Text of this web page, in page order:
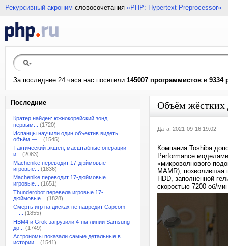
Рекурсивный акроним словосочетания «PHP: Hypertext Preprocessor»
За последние 24 часа нас посетили 145007 программистов и 9334
Последние
Кратер найден: южнокорейский зонд
первым...
(1720)
Испанцы научили один объектив видеть
объём —...
(1545)
Тактический экшен, масштабные операции
и...
(2083)
Machenike переводит 17-дюймовые
игровые...
(1836)
Machenike переводит 17-дюймовые
игровые...
(1651)
Thunderobot перевела игровые 17-
дюймовые...
(1828)
Смерть игр на дисках не навредит Capcom
—...
(1855)
HBM4 и Grok загрузили 4-нм линии Samsung
до...
(1749)
Астрономы показали самые детальные в
истории...
(1541)
Объём жёстких
Дата: 2021-09-16 19:02
Компания Toshiba
Performance
«микроволнового
MAMR), позволившая
HDD, заполненной
скоростью 7200 об/